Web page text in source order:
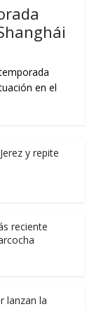
en el
y repite
reciente
lanzan la